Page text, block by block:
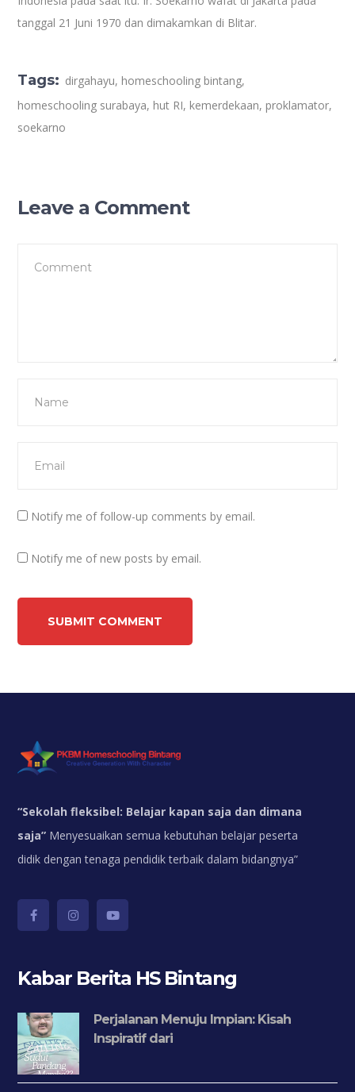
tanggal 21 Juni 1970 dan dimakamkan di Blitar.
Tags: dirgahayu, homeschooling bintang,
homeschooling surabaya, hut RI, kemerdekaan, proklamator,
soekarno
Leave a Comment
Notify me of follow-up comments by email.
Notify me of new posts by email.
“Sekolah fleksibel: Belajar kapan saja dan dimana
saja” Menyesuaikan semua kebutuhan belajar peserta
didik dengan tenaga pendidik terbaik dalam bidangnya”
Kabar Berita HS Bintang
Perjalanan Menuju Impian: Kisah
Inspiratif dari